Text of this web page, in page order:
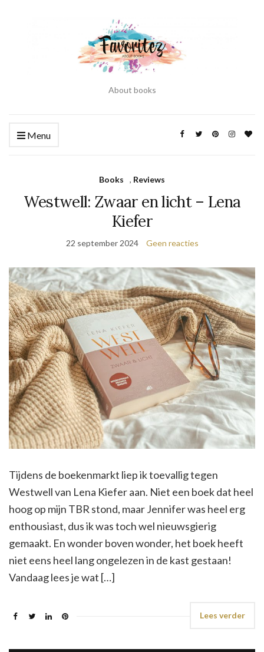
About books
Menu
Books , Reviews
Westwell: Zwaar en licht – Lena
Kiefer
22 september 2024 Geen reacties
Tijdens de boekenmarkt liep ik toevallig tegen
Westwell van Lena Kiefer aan. Niet een boek dat heel
hoog op mijn TBR stond, maar Jennifer was heel erg
enthousiast, dus ik was toch wel nieuwsgierig
gemaakt. En wonder boven wonder, het boek heeft
niet eens heel lang ongelezen in de kast gestaan!
Vandaag lees je wat […]
Lees verder